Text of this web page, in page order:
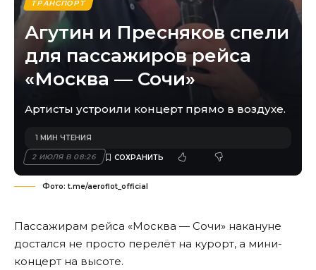
ТРАНСПОРТ
Агутин и Пресняков спели
для пассажиров рейса
«Москва — Сочи»
Артисты устроили концерт прямо в воздухе.
2 ИЮЛЯ В 08:26
1 МИН ЧТЕНИЯ
Фото: t.me/aeroflot_official
Пассажирам рейса «Москва — Сочи» накануне
достался не просто перелёт на курорт, а мини-
концерт на высоте.